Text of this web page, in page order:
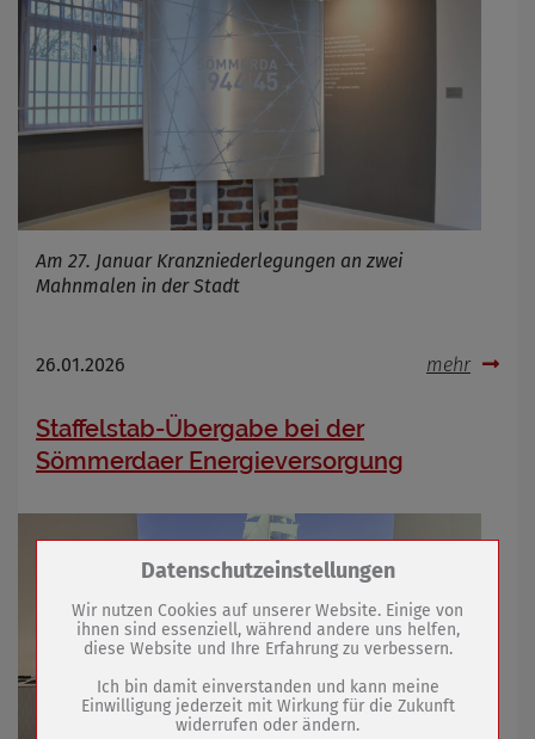
Am 27. Januar Kranzniederlegungen an zwei
Mahnmalen in der Stadt
26.01.2026 mehr
Staffelstab-Übergabe bei der
Sömmerdaer Energieversorgung
Zum Betrieb der Seite notwendige Cookies /
Name
PHP Session Cookie
Anbieter
Eigentümer dieser Website (Wenko-
Wenselaar GmbH & Co. KG)
Absicherung Kontaktformular / SPAM
Datenschutzeinstellungen
Wir nutzen Cookies auf unserer Website. Einige von
ihnen sind essenziell, während andere uns helfen,
diese Website und Ihre Erfahrung zu verbessern.
Ich bin damit einverstanden und kann meine
Einwilligung jederzeit mit Wirkung für die Zukunft
widerrufen oder ändern.